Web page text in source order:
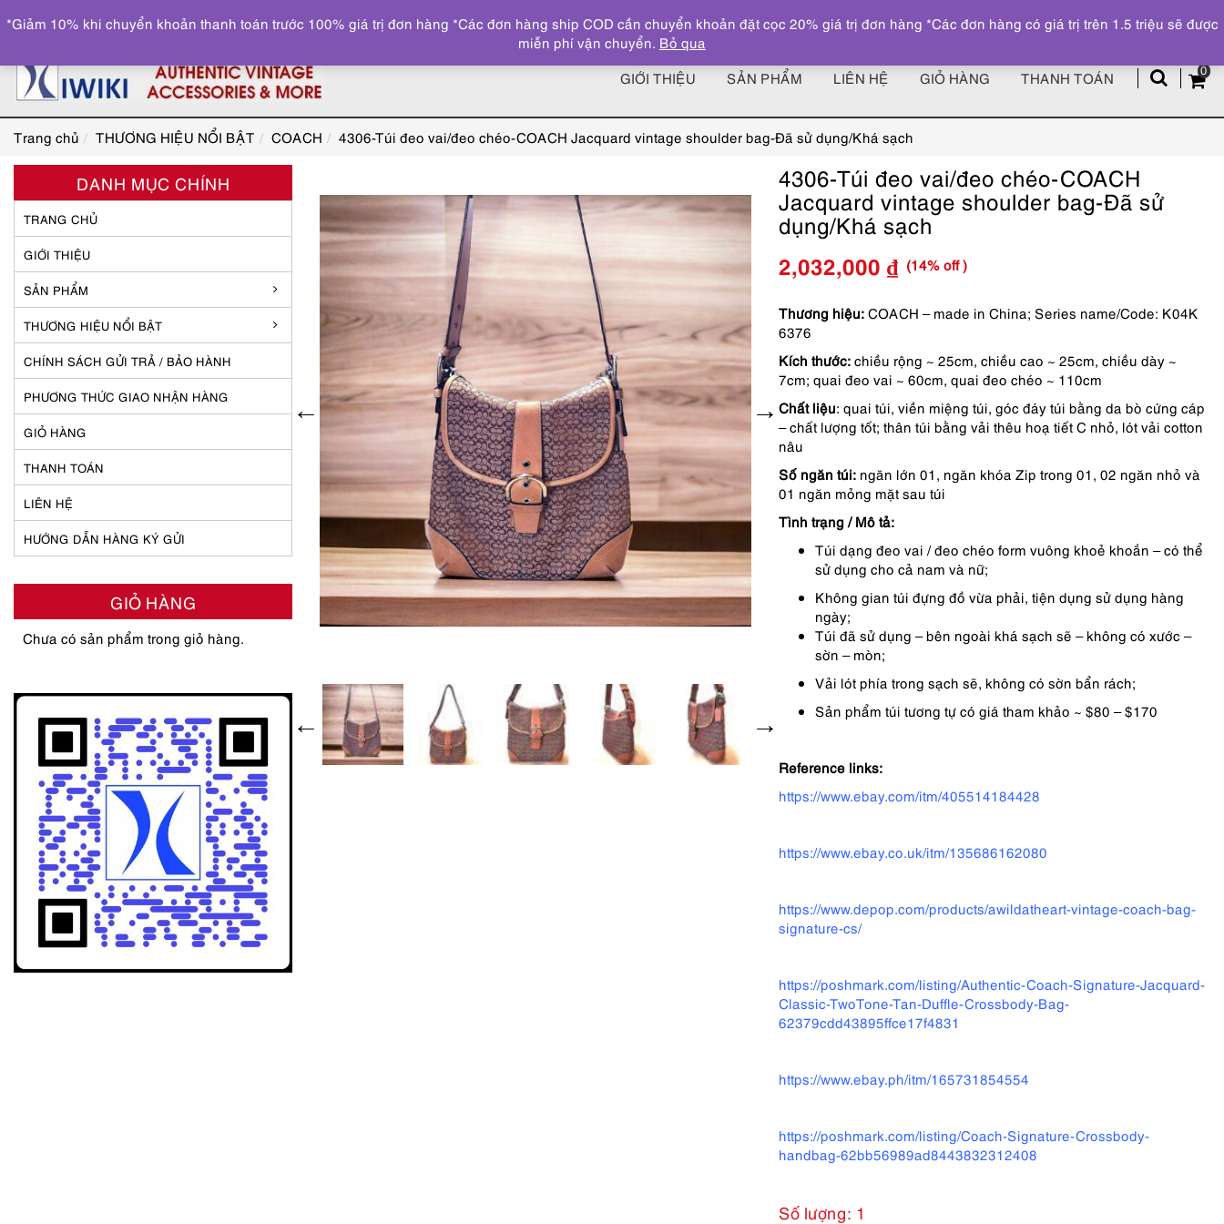
z
0
GIỚI THIỆU SẢN PHẨM LIÊN HỆ GIỎ HÀNG THANH TOÁN
Trang chủ THƯƠNG HIỆU NỔI BẬT COACH 4306-Túi đeo vai/đeo chéo-COACH Jacquard vintage shoulder bag-Đã sử dụng/Khá sạch
4306-Túi đeo vai/đeo chéo-COACH
Jacquard vintage shoulder bag-Đã sử
dụng/Khá sạch
Giá
gốc
2,390,000 ₫.
2,032,000 ₫
Giá
hiện
là:
2,032,000 ₫.
(14% off )
Thương hiệu: COACH – made in China; Series name/Code: K04K
6376
Kích thước: chiều rộng ~ 25cm, chiều cao ~ 25cm, chiều dày ~
7cm; quai đeo vai ~ 60cm, quai đeo chéo ~ 110cm
Chất liệu: quai túi, viền miệng túi, góc đáy túi bằng da bò cứng cáp
– chất lượng tốt; thân túi bằng vải thêu hoạ tiết C nhỏ, lót vải cotton
nâu
Số ngăn túi: ngăn lớn 01, ngăn khóa Zip trong 01, 02 ngăn nhỏ và
01 ngăn mỏng mặt sau túi
Tình trạng / Mô tả:
Túi dạng đeo vai / đeo chéo form vuông khoẻ khoắn – có thể
sử dụng cho cả nam và nữ;
Không gian túi đựng đồ vừa phải, tiện dụng sử dụng hàng
ngày;
Túi đã sử dụng – bên ngoài khá sạch sẽ – không có xước –
sờn – mòn;
Vải lót phía trong sạch sẽ, không có sờn bẩn rách;
Sản phẩm túi tương tự có giá tham khảo ~ $80 – $170
Reference links:
https://www.ebay.com/itm/405514184428
https://www.ebay.co.uk/itm/135686162080
https://www.depop.com/products/awildatheart-vintage-coach-bag-
signature-cs/
https://poshmark.com/listing/Authentic-Coach-Signature-Jacquard-
Classic-TwoTone-Tan-Duffle-Crossbody-Bag-
62379cdd43895ffce17f4831
https://www.ebay.ph/itm/165731854554
https://poshmark.com/listing/Coach-Signature-Crossbody-
handbag-62bb56989ad8443832312408
Số lượng: 1
DANH MỤC CHÍNH
TRANG CHỦ
GIỚI THIỆU
SẢN PHẨM
THƯƠNG HIỆU NỔI BẬT
CHÍNH SÁCH GỬI TRẢ / BẢO HÀNH
PHƯƠNG THỨC GIAO NHẬN HÀNG
GIỎ HÀNG
THANH TOÁN
LIÊN HỆ
HƯỚNG DẪN HÀNG KÝ GỬI
GIỎ HÀNG
Chưa có sản phẩm trong giỏ hàng.
*Giảm 10% khi chuyển khoản thanh toán trước 100% giá trị đơn hàng *Các đơn hàng ship COD cần chuyển khoản đặt cọc 20% giá trị đơn hàng *Các đơn hàng có giá trị trên 1.5 triệu sẽ được
miễn phí vận chuyển. Bỏ qua